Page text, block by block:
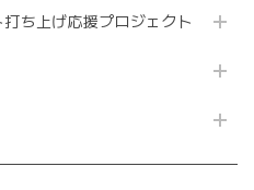
ち上げ応援プロジェクト